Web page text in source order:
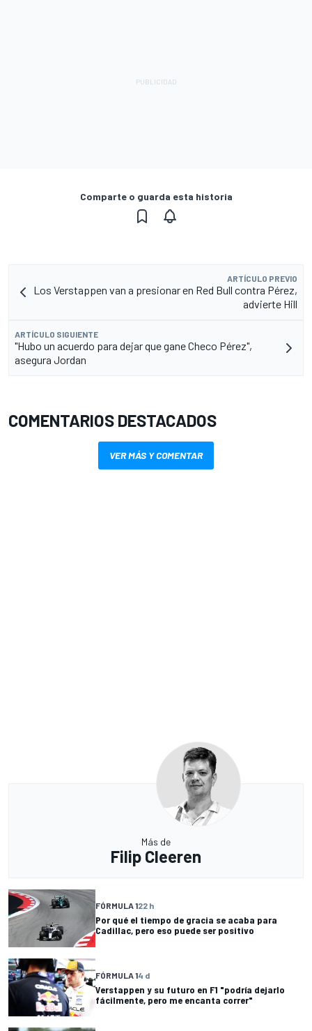
Comparte o guarda esta historia
ARTÍCULO PREVIO
Los Verstappen van a presionar en Red Bull contra Pérez,
advierte Hill
ARTÍCULO SIGUIENTE
"Hubo un acuerdo para dejar que gane Checo Pérez",
asegura Jordan
COMENTARIOS DESTACADOS
VER MÁS Y COMENTAR
Más de
Filip Cleeren
FÓRMULA 122 h
Por qué el tiempo de gracia se acaba para
Cadillac, pero eso puede ser positivo
FÓRMULA 14 d
Verstappen y su futuro en F1 "podría dejarlo
fácilmente, pero me encanta correr"